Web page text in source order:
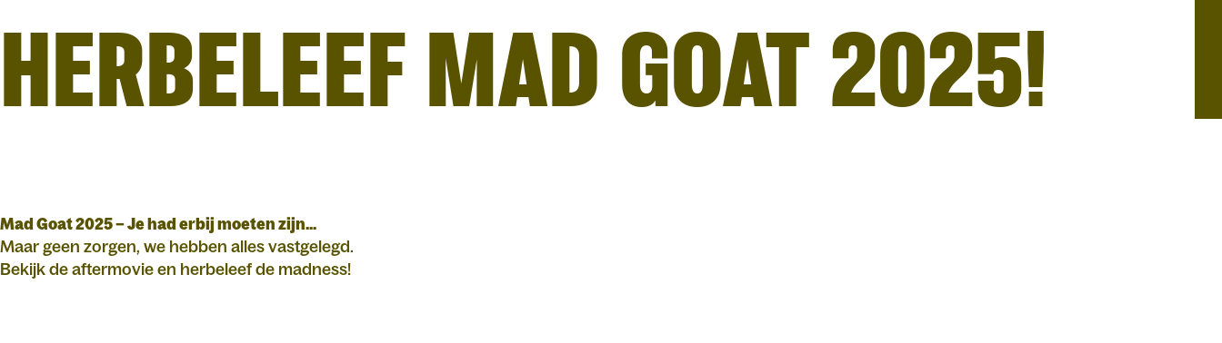
HERBELEEF MAD GOAT 2025!
Mad Goat 2025 – Je had erbij moeten zijn...
Maar geen zorgen, we hebben alles vastgelegd.
Bekijk de aftermovie en herbeleef de madness!